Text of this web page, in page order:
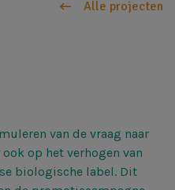
Alle projecten
van de vraag naar
op het verhogen van
biologische label. Dit